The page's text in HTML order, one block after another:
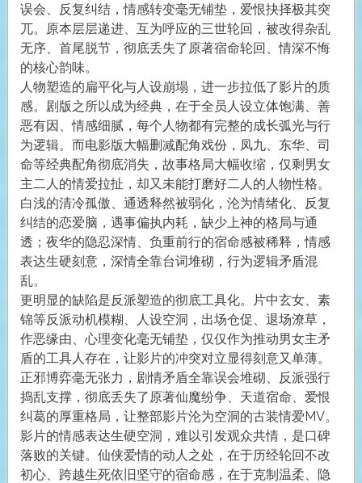
误会、反复纠结，情感转变毫无铺垫，爱恨抉择极其突
兀。原本层层递进、互为呼应的三世轮回，被改得杂乱
无序、首尾脱节，彻底丢失了原著宿命轮回、情深不悔
的核心韵味。
人物塑造的扁平化与人设崩塌，进一步拉低了影片的质
感。剧版之所以成为经典，在于全员人设立体饱满、善
恶有因、情感细腻，每个人物都有完整的成长弧光与行
为逻辑。而电影版大幅删减配角戏份，凤九、东华、司
命等经典配角彻底消失，故事格局大幅收缩，仅剩男女
主二人的情爱拉扯，却又未能打磨好二人的人物性格。
白浅的清冷孤傲、通透释然被弱化，沦为情绪化、反复
纠结的恋爱脑，遇事偏执内耗，缺少上神的格局与通
透；夜华的隐忍深情、负重前行的宿命感被稀释，情感
表达生硬刻意，深情全靠台词堆砌，行为逻辑矛盾混
乱。
更明显的缺陷是反派塑造的彻底工具化。片中玄女、素
锦等反派动机模糊、人设空洞，出场仓促、退场潦草，
作恶缘由、心理变化毫无铺垫，仅仅作为推动男女主矛
盾的工具人存在，让影片的冲突对立显得刻意又单薄。
正邪博弈毫无张力，剧情矛盾全靠误会堆砌、反派强行
捣乱支撑，彻底丢失了原著仙魔纷争、天道宿命、爱恨
纠葛的厚重格局，让整部影片沦为空洞的古装情爱MV。
影片的情感表达生硬空洞，难以引发观众共情，是口碑
落败的关键。仙侠爱情的动人之处，在于历经轮回不改
初心、跨越生死依旧坚守的宿命感，在于克制温柔、隐